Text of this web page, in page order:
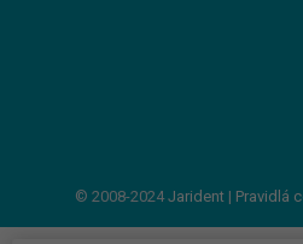
© 2008-2024Jarident | Pravidlá